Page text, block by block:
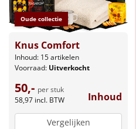
Ideeën
Doe het zelf
Sinterklaaspakketten
Particulier
Oude collectie
Knus Comfort
Inhoud: 15 artikelen
Voorraad: Uitverkocht
50,- per stuk
58,97 incl. BTW Inhoud
Vergelijken